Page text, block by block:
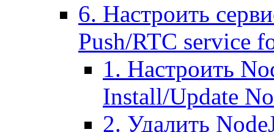
6. Настроить
Push/RTC service
1. Настроить
Install/Update
2. Удалить